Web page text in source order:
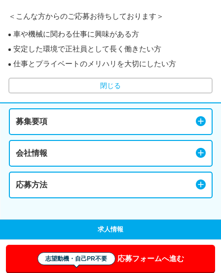
＜こんな方からのご応募お待ちしております＞
車や機械に関わる仕事に興味がある方
安定した環境で正社員として長く働きたい方
仕事とプライベートのメリハリを大切にしたい方
閉じる
募集要項
会社情報
応募方法
求人情報
志望動機・自己PR不要 応募フォームへ進む